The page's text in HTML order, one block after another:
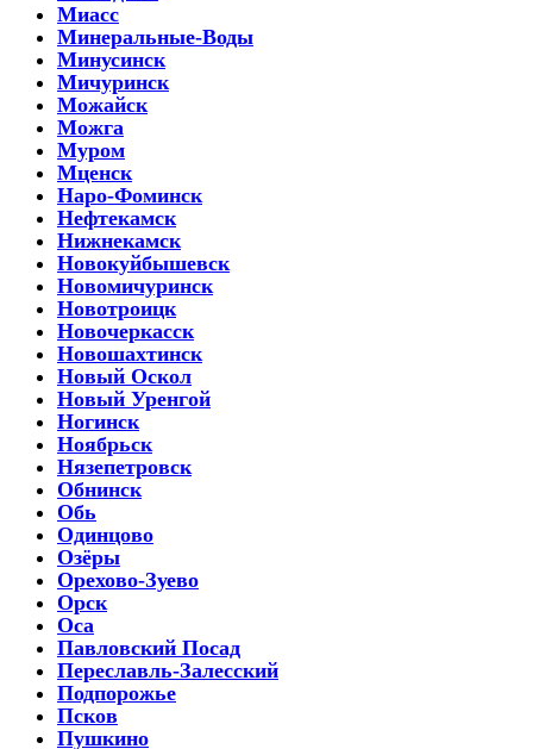
Миасс
Минеральные-Воды
Минусинск
Мичуринск
Можайск
Можга
Муром
Мценск
Наро-Фоминск
Нефтекамск
Нижнекамск
Новокуйбышевск
Новомичуринск
Новотроицк
Новочеркасск
Новошахтинск
Новый Оскол
Новый Уренгой
Ногинск
Ноябрьск
Нязепетровск
Обнинск
Обь
Одинцово
Озёры
Орехово-Зуево
Орск
Оса
Павловский Посад
Переславль-Залесский
Подпорожье
Псков
Пушкино